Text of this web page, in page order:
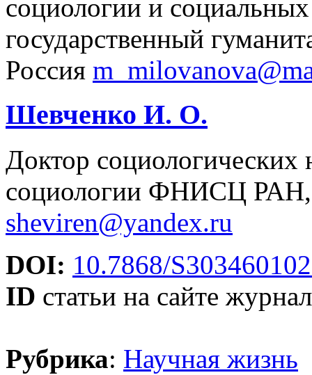
социологии и
государственный
Россия
Шевченко И. О.
Доктор социологических
социологии ФНИСЦ РАН,
sheviren@yandex.ru
DOI: 10.7868/
ID статьи на сайте
Рубрика: Научная жизнь